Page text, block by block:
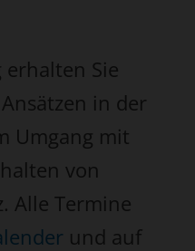
Sie
in der
Umgang mit
von
Alle Termine
und auf